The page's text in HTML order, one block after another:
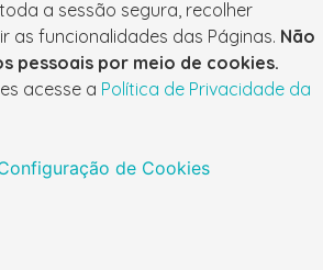
a sessão segura, recolher
as funcionalidades das Páginas. Não
pessoais por meio de cookies.
acesse a Política de Privacidade da
de Cookies